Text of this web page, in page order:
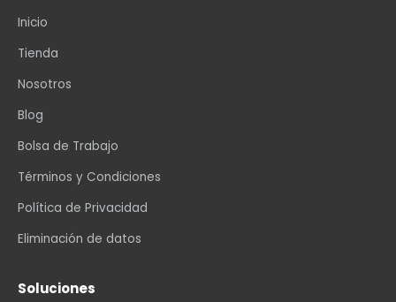
Inicio
Tienda
Nosotros
Blog
Bolsa de Trabajo
Términos y Condiciones
Política de Privacidad
Eliminación de datos
Soluciones